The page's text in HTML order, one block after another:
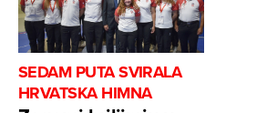
SEDAM PUTA SVIRALA
HRVATSKA HIMNA